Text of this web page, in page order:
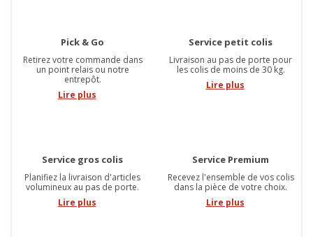
Pick & Go
Retirez votre commande dans
un point relais ou notre
entrepôt.
Lire plus
Service petit colis
Livraison au pas de porte pour
les colis de moins de 30 kg.
Lire plus
Service gros colis
Planifiez la livraison d'articles
volumineux au pas de porte.
Lire plus
Service Premium
Recevez l'ensemble de vos colis
dans la pièce de votre choix.
Lire plus